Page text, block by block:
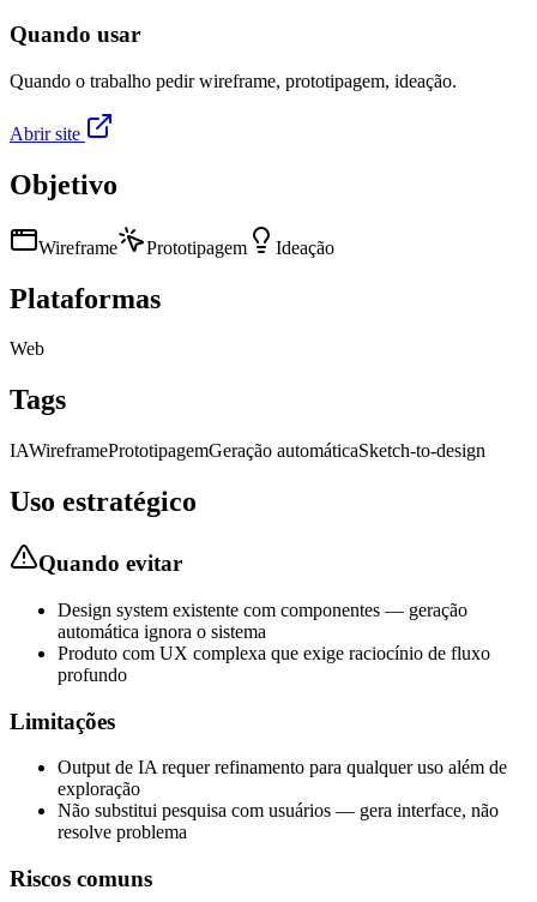
Quando usar
Quando o trabalho pedir wireframe, prototipagem, ideação.
Abrir site
Objetivo
Wireframe Prototipagem Ideação
Plataformas
Web
Tags
IAWireframePrototipagemGeração automáticaSketch-to-design
Uso estratégico
Quando evitar
Design system existente com componentes — geração
automática ignora o sistema
Produto com UX complexa que exige raciocínio de fluxo
profundo
Limitações
Output de IA requer refinamento para qualquer uso além de
exploração
Não substitui pesquisa com usuários — gera interface, não
resolve problema
Riscos comuns